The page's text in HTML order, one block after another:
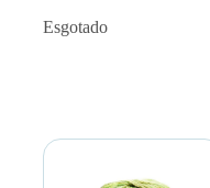
Esgotado